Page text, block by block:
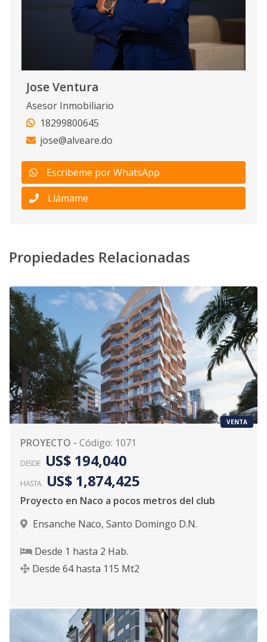
Jose Ventura
Asesor Inmobiliario
18299800645
jose@alveare.do
Escribeme por WhatsApp
Llámame
Propiedades Relacionadas
VENTA
PROYECTO - Código: 1071
DESDE US$ 194,040
HASTA US$ 1,874,425
Proyecto en Naco a pocos metros del club
Ensanche Naco, Santo Domingo D.N.
Desde 1 hasta 2 Hab.
Desde 64 hasta 115 Mt2